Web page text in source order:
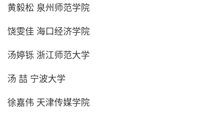
黄毅松 泉州师范学院
饶雯佳 海口经济学院
汤婷铄 浙江师范大学
汤 喆 宁波大学
徐嘉伟 天津传媒学院